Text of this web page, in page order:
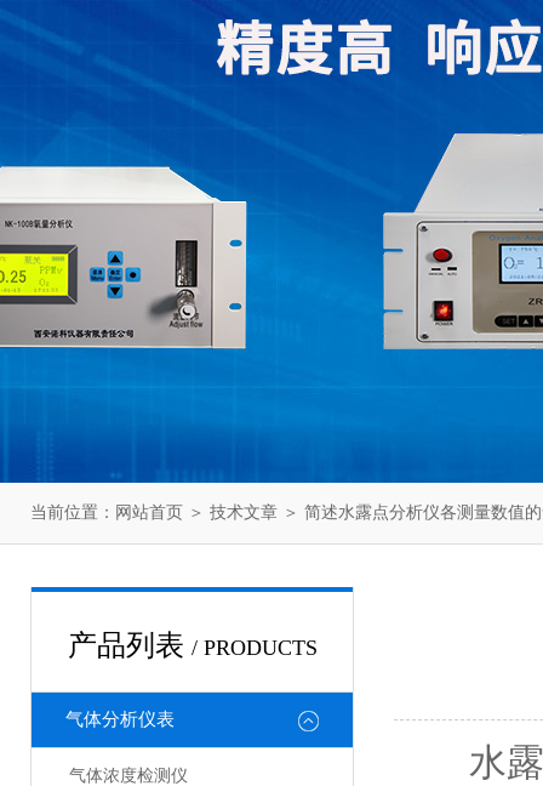
当前位置： 网站首页 ＞ 技术文章 ＞ 简述水露点分析仪各测量数值
产品列表 / PRODUCTS
气体分析仪表
气体浓度检测仪
水露